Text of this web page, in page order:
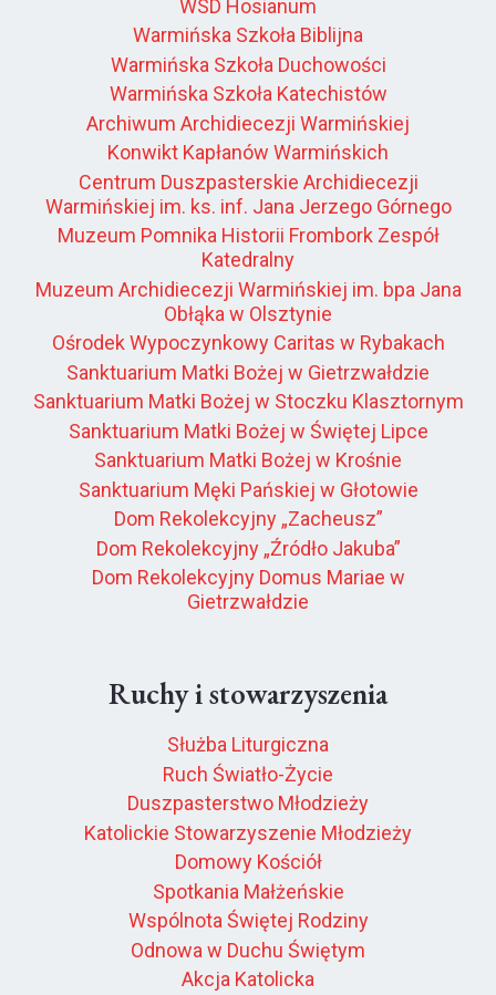
WSD Hosianum
Warmińska Szkoła Biblijna
Warmińska Szkoła Duchowości
Warmińska Szkoła Katechistów
Archiwum Archidiecezji Warmińskiej
Konwikt Kapłanów Warmińskich
Centrum Duszpasterskie Archidiecezji
Warmińskiej im. ks. inf. Jana Jerzego Górnego
Muzeum Pomnika Historii Frombork Zespół
Katedralny
Muzeum Archidiecezji Warmińskiej im. bpa Jana
Obłąka w Olsztynie
Ośrodek Wypoczynkowy Caritas w Rybakach
Sanktuarium Matki Bożej w Gietrzwałdzie
Sanktuarium Matki Bożej w Stoczku Klasztornym
Sanktuarium Matki Bożej w Świętej Lipce
Sanktuarium Matki Bożej w Krośnie
Sanktuarium Męki Pańskiej w Głotowie
Dom Rekolekcyjny „Zacheusz”
Dom Rekolekcyjny „Źródło Jakuba”
Dom Rekolekcyjny Domus Mariae w
Gietrzwałdzie
Ruchy i stowarzyszenia
Służba Liturgiczna
Ruch Światło-Życie
Duszpasterstwo Młodzieży
Katolickie Stowarzyszenie Młodzieży
Domowy Kościół
Spotkania Małżeńskie
Wspólnota Świętej Rodziny
Odnowa w Duchu Świętym
Akcja Katolicka